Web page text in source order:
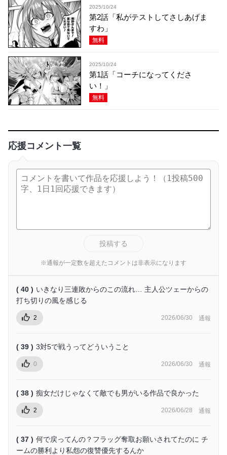
2025/10/24
第2話「私がテストしてさしあげま
すわ」
無料
2025/10/24
第1話「コーチになってくださ
い！」
無料
応援コメント一覧
投稿する
※通報が一定数を超えたコメントは非表示になります
( 40 ) いきなり三連敗からのこの流れ… 主人公ツェーからの
打ち切りの風を感じる
2 2026/06/30 通報
( 39 ) 3対5で戦うってどういうこと
0 2026/06/30 通報
( 38 ) 痴女だけじゃなくて敵でも男がいる作品で良かった
2 2026/06/28 通報
( 37 ) 何で戻ってんの？フラッグ奪取お願いされてたのに チ
ームの勝利より私怨の復讐優先するんか